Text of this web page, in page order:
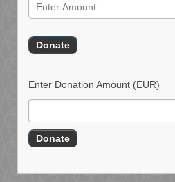
Enter Donation Amount (EUR)